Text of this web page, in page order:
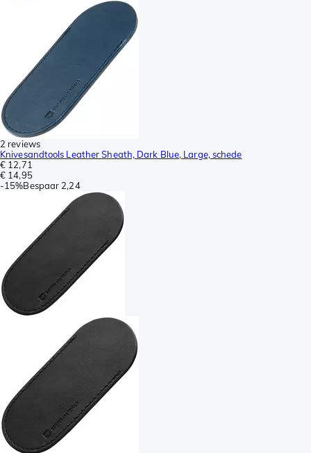
2 reviews
Knivesandtools Leather Sheath, Dark Blue, Large, schede
€ 12,71
€ 14,95
-15%Bespaar 2,24